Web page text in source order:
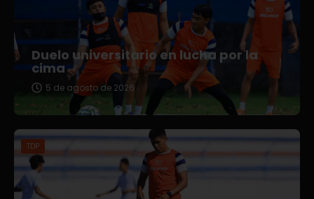
Duelo universitario en lucha por la
cima
5 de agosto de 2026
TDP